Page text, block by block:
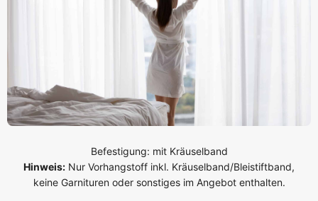
Befestigung: mit Kräuselband
Hinweis: Nur Vorhangstoff inkl. Kräuselband/Bleistiftband,
keine Garnituren oder sonstiges im Angebot enthalten.